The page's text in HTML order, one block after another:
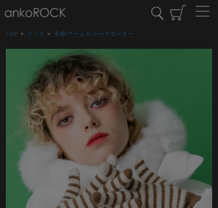
TOP > グッズ > 手袋/アームカバー/サポーター